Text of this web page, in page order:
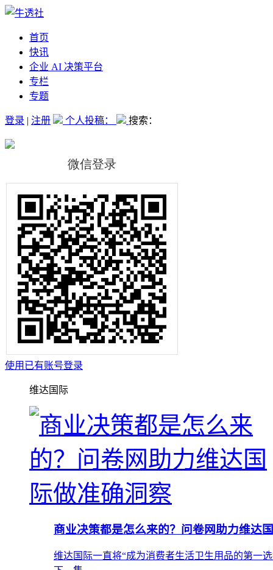
首页
快讯
企业 AI 决策平台
专栏
专题
登录 | 注册 个人投稿： 搜索：
使用已有账号登录
维达国际
商业决策都是怎么来的？问卷网助力维达
维达国际一直将“成为消费者生活卫生用品的第一